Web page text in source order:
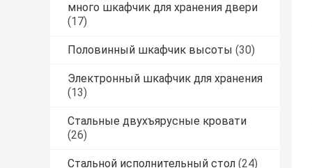
много шкафчик для хранения двери
(17)
Половинный шкафчик высоты (30)
Электронный шкафчик для хранения
(13)
Стальные двухъярусные кровати
(26)
Стальной исполнительный стол (24)